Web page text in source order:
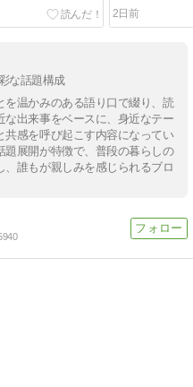
2日前
な話題構成
を温かみのある語り口で綴り、読
出来事をベースに、身近なテー
共感を呼び起こす内容になってい
題展開が特徴で、普段の暮らしの
誰もが親しみを感じられるブロ